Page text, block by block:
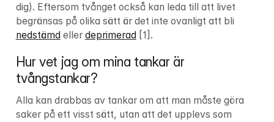
dig). Eftersom tvånget också kan leda till att livet
nedstämd eller deprimerad [1].
Hur vet jag om mina tankar är
tvångstankar?
Alla kan drabbas av tankar om att man måste göra
saker på ett visst sätt, utan att det upplevs som